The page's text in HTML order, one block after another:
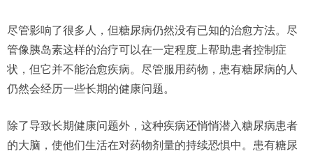
尽管影响了很多人，但糖尿病仍然没有已知的治愈方法。尽
管像胰岛素这样的治疗可以在一定程度上帮助患者控制症
状，但它并不能治愈疾病。尽管服用药物，患有糖尿病的人
仍然会经历一些长期的健康问题。
除了导致长期健康问题外，这种疾病还悄悄潜入糖尿病患者
的大脑，使他们生活在对药物剂量的持续恐惧中。患有糖尿